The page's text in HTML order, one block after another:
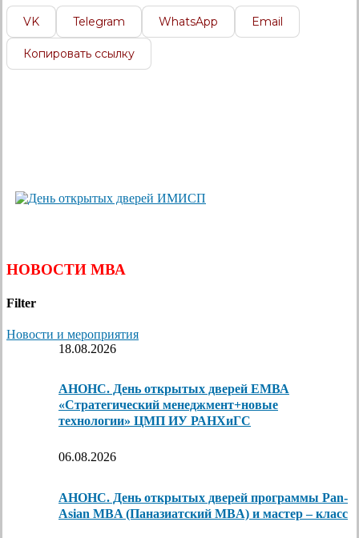
VK Telegram WhatsApp Email
Копировать ссылку
НОВОСТИ МВА
Filter
Новости и мероприятия
18.08.2026
АНОНС. День открытых дверей ЕМВА
«Стратегический менеджмент+новые
технологии» ЦМП ИУ РАНХиГС
06.08.2026
АНОНС. День открытых дверей программы Pan-
Asian MBA (Паназиатский MBA) и мастер – класс